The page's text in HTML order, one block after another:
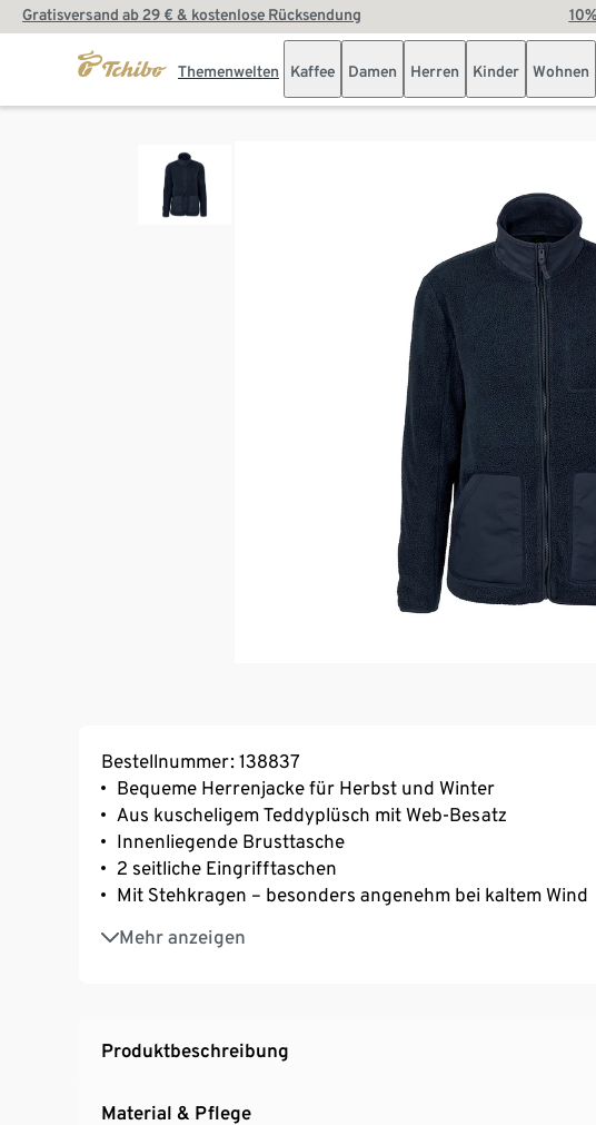
Gratisversand ab 29 € & kostenlose Rücksendung
Themenwelten Kaffee Damen Herren Kinder Wohnen
Bestellnummer: 138837
Bequeme Herrenjacke für Herbst und Winter
Aus kuscheligem Teddyplüsch mit Web-Besatz
Innenliegende Brusttasche
2 seitliche Eingrifftaschen
Mit Stehkragen – besonders angenehm bei kaltem Wind
Mehr anzeigen
Web-Besatz an den Seitentaschen und am Stehkragen
Produktbeschreibung
Material & Pflege